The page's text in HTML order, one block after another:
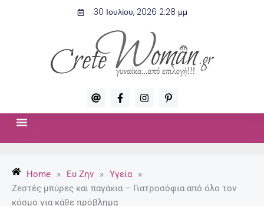
30 Ιουλίου, 2026 2:28 μμ
A
t
F
a
c
f
I
n
s
P
i
n
p
Home » Ευ Ζην » Υγεία
»
Ζεστές μπύρες και παγάκια – Γιατροσόφια από όλο τον
κόσμο για κάθε πρόβλημα